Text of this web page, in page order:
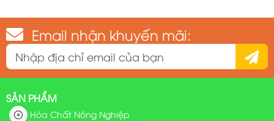
Email nhận khuyến mãi:
SẢN PHẨM
Hóa Chất Nông Nghiệp